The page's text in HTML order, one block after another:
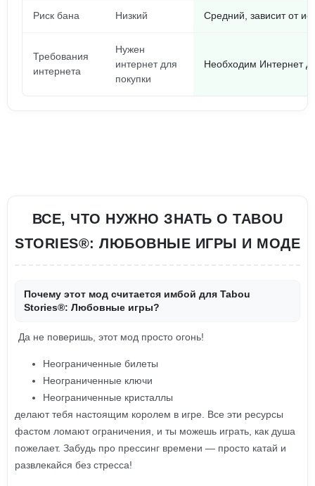
Риск бана Низкий Средний, зависит от
Требования
интернета
Нужен
интернет для
покупки
Необходим Интернет
ВСЕ, ЧТО НУЖНО ЗНАТЬ О TABOU
STORIES®: ЛЮБОВНЫЕ ИГРЫ И МОДЕ
Почему этот мод считается имбой для Tabou
Stories®: Любовные игры?
Да не поверишь, этот мод просто огонь!
Неограниченные билеты
Неограниченные ключи
Неограниченные кристаллы
делают тебя настоящим королем в игре. Все эти ресурсы
фастом ломают ограничения, и ты можешь играть, как душа
пожелает. Забудь про прессинг времени — просто катай и
развлекайся без стресса!